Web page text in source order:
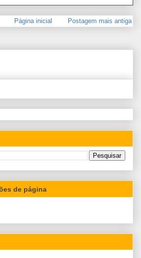
Postagem mais antiga
Página inicial
de página